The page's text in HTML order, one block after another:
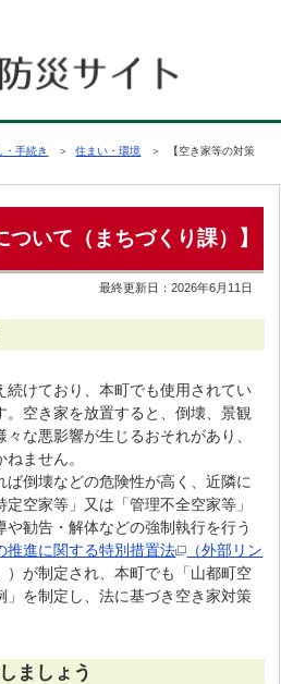
・手続き ＞住まい・環境 ＞ 【空き家等の対策
ついて（まちづくり課）】
最終更新日：2026年6月11日
けており、本町でも使用されてい
空き家を放置すると、倒壊、景観
な悪影響が生じるおそれがあり、
ません。
倒壊などの危険性が高く、近隣に
空家等」又は「管理不全空家等」
や勧告・解体などの強制執行を行う
推進に関する特別措置法
（外部リン
）が制定され、本町でも「山都町空
」を制定し、法に基づき空き家対策
ましょう